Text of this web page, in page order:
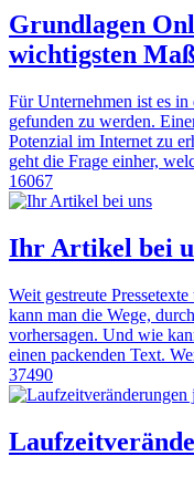
Grundlagen
wichtigsten
Für Unternehmen ist es
gefunden zu werden.
Potenzial im Internet zu
geht die Frage einher,
16067
Ihr Artikel bei
Weit gestreute
kann man die Wege,
vorhersagen. Und wie
einen packenden Text.
37490